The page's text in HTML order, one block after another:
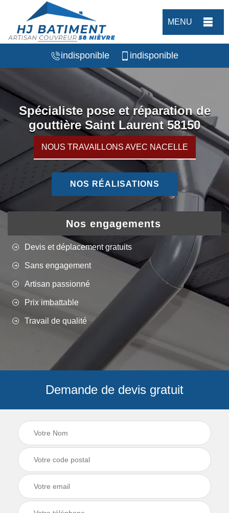
MENU
indisponible indisponible
Spécialiste pose et réparation de
gouttière Saint Laurent 58150
NOUS TRAVAILLONS AVEC NACELLE
NOS RÉALISATIONS
Nos engagements
Devis et déplacement gratuits
Sans engagement
Artisan passionné
Prix imbattable
Travail de qualité
Demande de devis gratuit